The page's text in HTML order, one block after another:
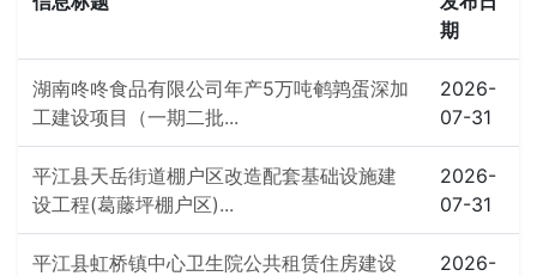
期
湖南咚咚食品有限公司年产5万吨鹌鹑蛋深加
工建设项目（一期二批...
2026-
07-31
平江县天岳街道棚户区改造配套基础设施建
设工程(葛藤坪棚户区)...
2026-
07-31
平江县虹桥镇中心卫生院公共租赁住房建设
2026-